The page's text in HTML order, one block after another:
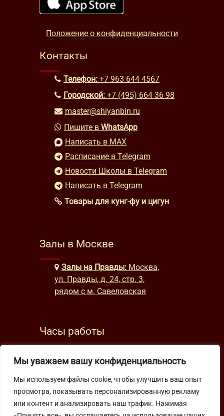
Мы уважаем вашу конфиденциальность
Мы используем файлы cookie, чтобы улучшить ваш опыт
просмотра, показывать персонализированную рекламу
или контент и анализировать наш трафик. Нажимая
Положение о конфиденциальности
Контакты
Телефон: +7 963 644 4567
Городской: +7 (495) 664 36 98
master@shiyanbin.ru
Пишите в WhatsApp
Написать в MAX
Расписание в Telegram
Новости Школы в Telegram
Написать в Telegram
Товары для кунг-фу и цигун
Залы в Москве
Залы на Правды: Москва,
ул. Правды, д. 24, стр. 3,
рядом с м. Савеловская
Часы работы
выходные: с 10:00 до 19:30
Подпишитесь на нашу рассылку